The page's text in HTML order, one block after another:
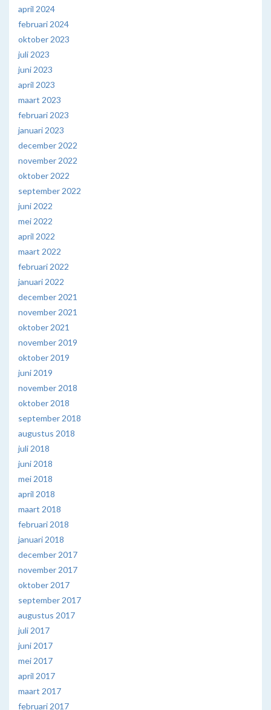
april 2024
februari 2024
oktober 2023
juli 2023
juni 2023
april 2023
maart 2023
februari 2023
januari 2023
december 2022
november 2022
oktober 2022
september 2022
juni 2022
mei 2022
april 2022
maart 2022
februari 2022
januari 2022
december 2021
november 2021
oktober 2021
november 2019
oktober 2019
juni 2019
november 2018
oktober 2018
september 2018
augustus 2018
juli 2018
juni 2018
mei 2018
april 2018
maart 2018
februari 2018
januari 2018
december 2017
november 2017
oktober 2017
september 2017
augustus 2017
juli 2017
juni 2017
mei 2017
april 2017
maart 2017
februari 2017